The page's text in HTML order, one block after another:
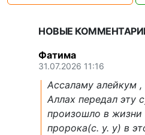
НОВЫЕ
Фатима
31.07.2026 11:16
Ассаламу алейкум ,
Аллах передал эту
произошло в
пророка(с. у. у) в